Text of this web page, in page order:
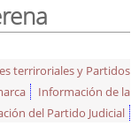
terriroriales y Partidos
Información de la
del Partido Judicial